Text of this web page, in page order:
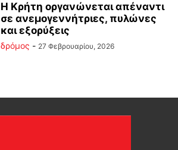
Η Κρήτη οργανώνεται απέναντι
σε ανεμογεννήτριες, πυλώνες
και εξορύξεις
δρόμος - 27 Φεβρουαρίου, 2026